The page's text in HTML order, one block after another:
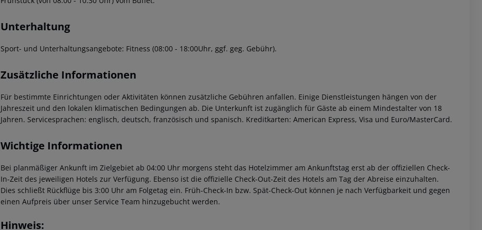
Unterhaltung
Sport- und Unterhaltungsangebote: Fitness (08:00 - 18:00Uhr, ggf. geg. Gebühr).
Zusätzliche Informationen
Für bestimmte Einrichtungen oder Aktivitäten können zusätzliche Gebühren anfallen. Einige Dienstleistungen hängen von der
Jahreszeit und den lokalen klimatischen Bedingungen ab. Die Unterkunft ist zugänglich für Gäste ab einem Mindestalter von 18
Jahren. Servicesprachen: englisch, deutsch, französisch und spanisch. Kreditkarten: American Express, Visa und Euro/MasterCard.
Wichtige Informationen
Bei planmäßiger Ankunft im Zielgebiet ab 04:00 Uhr morgens steht das Hotelzimmer am Ankunftstag erst ab der offiziellen Check-
In-Zeit des jeweiligen Hotels zur Verfügung. Ebenso ist die offizielle Check-Out-Zeit des Hotels am Tag der Abreise einzuhalten.
Dies schließt Rückflüge bis 3:00 Uhr am Folgetag ein. Früh-Check-In bzw. Spät-Check-Out können je nach Verfügbarkeit und gegen
einen Aufpreis über unser Service Team hinzugebucht werden.
Hinweis: